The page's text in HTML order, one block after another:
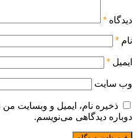
دیدگاه *
نام *
ایمیل *
وب‌ سایت
ذخیره نام، ایمیل و وبسایت
دوباره دیدگاهی می‌نویسم.